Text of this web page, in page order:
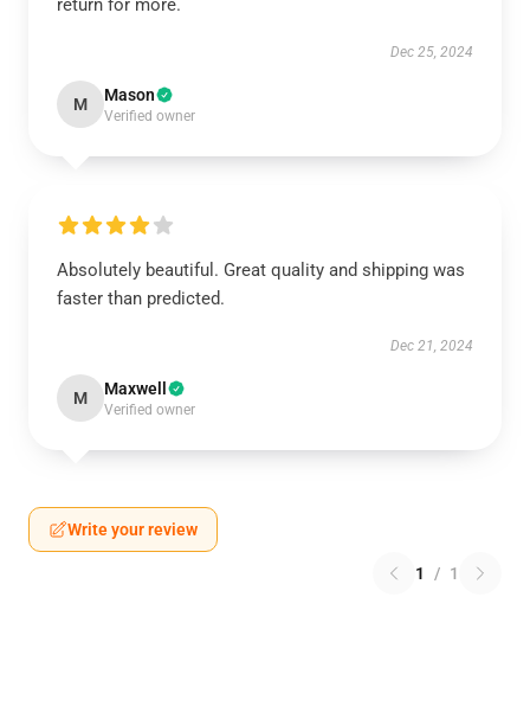
return for more.
Dec 25, 2024
M Mason
Verified owner
Absolutely beautiful. Great quality and shipping was
faster than predicted.
Dec 21, 2024
M Maxwell
Verified owner
Write your review
1 / 1